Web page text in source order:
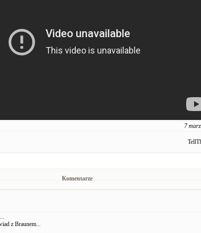
7
Komentarze
z Braunem...